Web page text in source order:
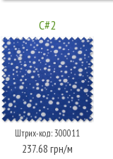
C#2
Штрих-код: 300011
237.68 грн/м